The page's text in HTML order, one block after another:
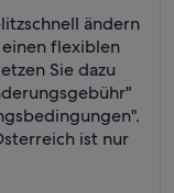
ändern
flexiblen
Sie dazu
ist nur